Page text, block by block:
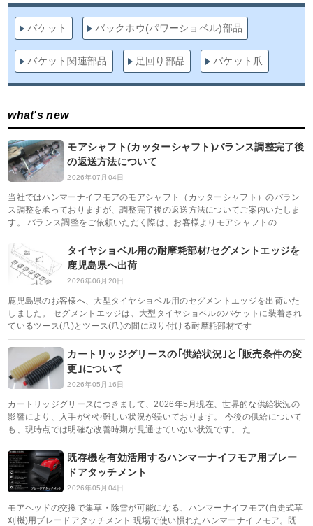
バケット バックホウ(パワーショベル)部品
バケット関連部品 足回り部品 バケット爪
what's new
モアシャフト(カッターシャフト)バランス調整完了後
の返送方法について
2026年07月04日
当社ではハンマーナイフモアのモアシャフト（カッターシャフト）のバラン
ス調整を承っておりますが、調整完了後の返送方法についてご案内いたしま
す。 バランス調整をご依頼いただく際は、お客様よりモアシャフトの
タイヤショベル用の耐摩耗部材/セグメントエッジを
鹿児島県へ出荷
2026年06月20日
鹿児島県のお客様へ、大型タイヤショベル用のセグメントエッジを出荷いた
しました。 セグメントエッジは、大型タイヤショベルのバケットに装着され
ているツース(爪)とツース(爪)の間に取り付ける耐摩耗部材です
カートリッジグリースの｢供給状況｣と｢販売条件の変
更｣について
2026年05月16日
カートリッジグリースにつきまして、2026年5月現在、世界的な供給状況の
影響により、入手がやや難しい状況が続いております。 今後の供給について
も、現時点では明確な改善時期が見通せていない状況です。 た
既存機を有効活用するハンマーナイフモア用ブレー
ドアタッチメント
2026年05月04日
モアヘッドの交換で集草・除雪が可能になる、ハンマーナイフモア(自走式草
刈機)用ブレードアタッチメント 現場で使い慣れたハンマーナイフモア。既